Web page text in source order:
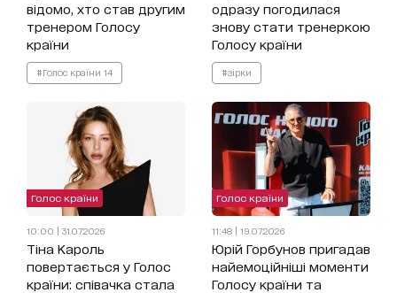
відомо, хто став другим
тренером Голосу
країни
#Голос країни 14
одразу погодилася
знову стати тренеркою
Голосу країни
#зірки
Голос країни
10:00 | 31.07.2026
Тіна Кароль
повертається у Голос
країни: співачка стала
Голос країни
11:48 | 19.07.2026
Юрій Горбунов пригадав
найемоційніші моменти
Голосу країни та